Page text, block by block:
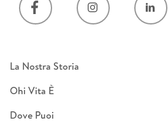
La Nostra Storia
Ohi Vita È
Dove Puoi